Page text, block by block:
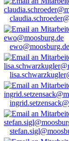
ewo@moosburg.de